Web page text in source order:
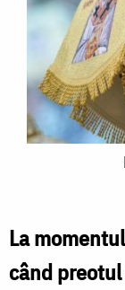
La
când